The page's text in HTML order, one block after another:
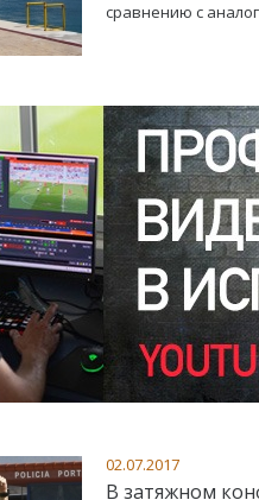
сравнению с
02.07.2017
В затяжном